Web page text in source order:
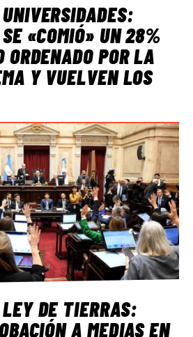
UNIVERSIDADES:
«COMIÓ» UN 28%
ORDENADO POR LA
Y VUELVEN LOS
LEY DE TIERRAS:
A MEDIAS EN